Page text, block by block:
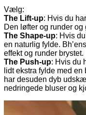
Vælg:
The Lift-up: Hvis du
Den løfter og runder
The Shape-up: Hvis
en naturlig fylde.
effekt og runder brystet.
The Push-up: Hvis du
lidt ekstra fylde med
har desuden dyb
nedringede bluser og